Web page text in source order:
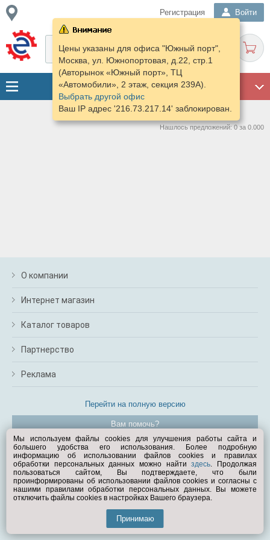
Регистрация Войти
Цены указаны для офиса "Южный порт",
Москва, ул. Южнопортовая, д.22, стр.1
(Авторынок «Южный порт», ТЦ
«Автомобили», 2 этаж, секция 239А).
Выбрать другой офис
Ваш IP адрес '216.73.217.14' заблокирован.
Нашлось предложений: 0 за 0.000
О компании
Интернет магазин
Каталог товаров
Партнерство
Реклама
Перейти на полную версию
Вам помочь?
© Exist.ru 1998—2026
Мы используем файлы cookies для улучшения работы сайта и
большего удобства его использования. Более подробную
информацию об использовании файлов cookies и правилах
обработки персональных данных можно найтиздесь. Продолжая
пользоваться сайтом, Вы подтверждаете, что были
проинформированы об использовании файлов cookies и согласны с
нашими правилами обработки персональных данных. Вы можете
отключить файлы cookies в настройках Вашего браузера.
Принимаю